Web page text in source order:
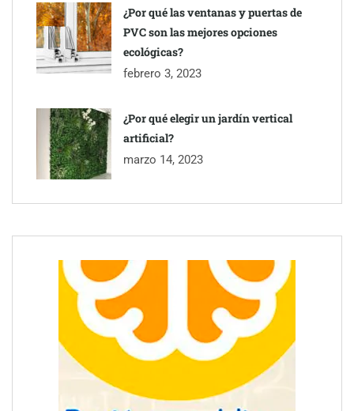
¿Por qué las ventanas y puertas de
PVC son las mejores opciones
ecológicas?
febrero 3, 2023
¿Por qué elegir un jardín vertical
artificial?
marzo 14, 2023